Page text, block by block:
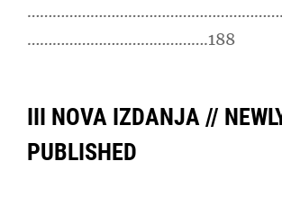
…………………………………….188
III NOVA IZDANJA //
PUBLISHED